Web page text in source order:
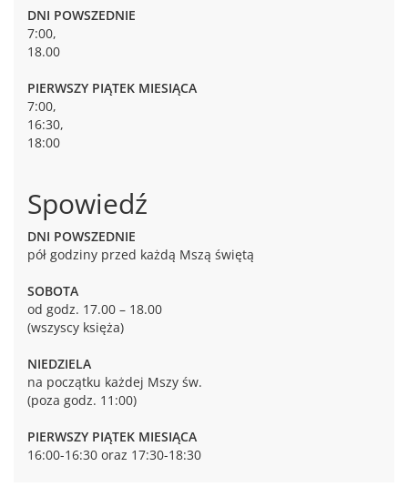
DNI POWSZEDNIE
7:00,
18.00
PIERWSZY PIĄTEK MIESIĄCA
7:00,
16:30,
18:00
Spowiedź
DNI POWSZEDNIE
pół godziny przed każdą Mszą świętą
SOBOTA
od godz. 17.00 – 18.00
(wszyscy księża)
NIEDZIELA
na początku każdej Mszy św.
(poza godz. 11:00)
PIERWSZY PIĄTEK MIESIĄCA
16:00-16:30 oraz 17:30-18:30